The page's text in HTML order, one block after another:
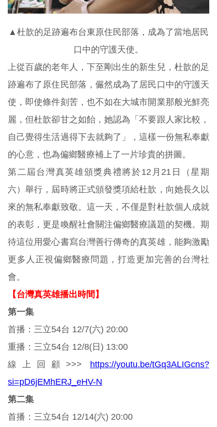
▲杜歆的足跡遍布台東原住民部落，成為了當地居民
口中的守護天使。
上從百歲的老年人，下至剛出生的新生兒，杜歆的足
跡遍布了原住民部落，儼然成為了居民口中的守護天
使，即使條件刻苦，也不如在大城市開業那般光鮮亮
麗，但杜歆卻甘之如飴，她認為「不要跟人家比較，
自己覺得生活過得下去就夠了」，這樣一份無私奉獻
的心意，也為偏鄉醫療補上了一片珍貴的拼圖。
第二屆台灣真英雄頒獎典禮將於12月21日（星期
六）舉行，屆時將正式頒發獎項給杜歆，向她長久以
來的無私奉獻致敬。這一天，不僅是對杜歆個人成就
的表彰，更是喚醒社會關注偏鄉醫療議題的契機。期
待這位用愛心書寫台灣善行傳奇的真英雄，能夠激勵
更多人正視偏鄉醫療問題，打造更加完善的台灣社
會。
【台灣真英雄播出時間】
第一集
首播：三立54台 12/7(六) 20:00
重播：三立54台 12/8(日) 13:00
線上回顧>>> https://youtu.be/tGq3ALIGcns?
si=pD6jEMhERJ_eHV-N
第二集
首播：三立54台 12/14(六) 20:00